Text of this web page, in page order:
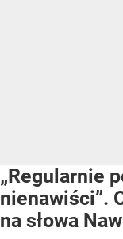
„Regularnie
nienawiści”.
na słowa